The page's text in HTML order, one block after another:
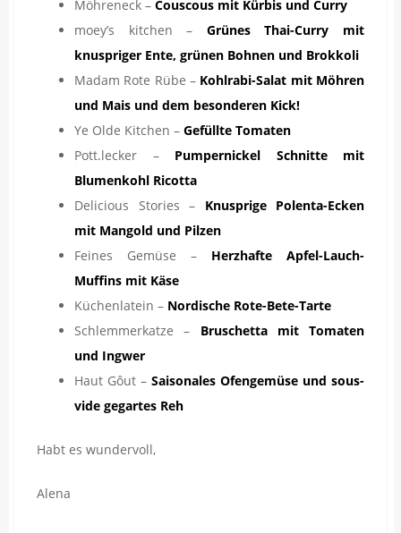
Möhreneck – Couscous mit Kürbis und Curry
moey’s kitchen – Grünes Thai-Curry mit
knuspriger Ente, grünen Bohnen und Brokkoli
Madam Rote Rübe – Kohlrabi-Salat mit Möhren
und Mais und dem besonderen Kick!
Ye Olde Kitchen – Gefüllte Tomaten
Pott.lecker – Pumpernickel Schnitte mit
Blumenkohl Ricotta
Delicious Stories – Knusprige Polenta-Ecken
mit Mangold und Pilzen
Feines Gemüse – Herzhafte Apfel-Lauch-
Muffins mit Käse
Küchenlatein – Nordische Rote-Bete-Tarte
Schlemmerkatze – Bruschetta mit Tomaten
und Ingwer
Haut Gôut – Saisonales Ofengemüse und sous-
vide gegartes Reh
Habt es wundervoll,
Alena